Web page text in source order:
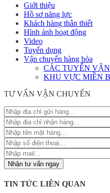
Giới thiệu
Hồ sơ năng lực
Khách hàng thân thiết
Hình ảnh hoạt động
Video
Tuyển dụng
Vận chuyển hàng hóa
CÁC TUYẾN
KHU VỰC MIỀN
TƯ VẤN VẬN CHUYỂN
TIN TỨC LIÊN QUAN